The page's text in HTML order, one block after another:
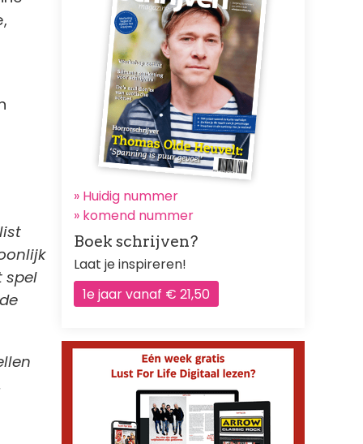
spel
» Huidig nummer
» komend nummer
Boek schrijven?
Laat je inspireren!
1e jaar vanaf € 21,50